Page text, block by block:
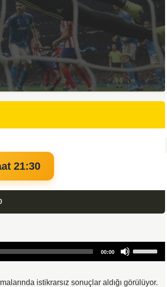
21:30
00:00
keys
istikrarsız sonuçlar aldığı görülüyor.